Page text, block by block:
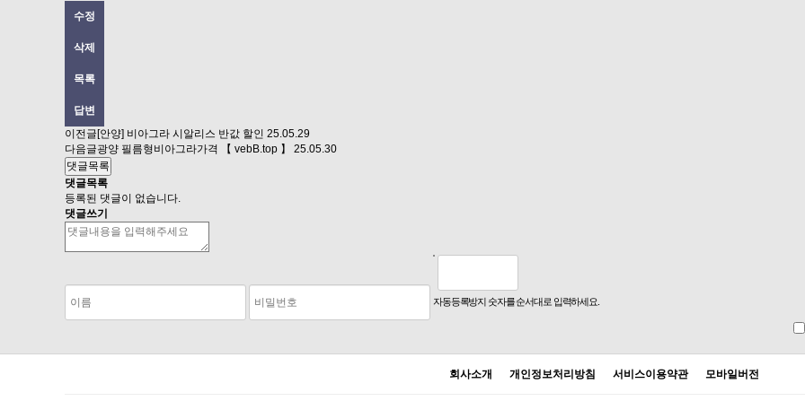
수정
삭제
목록
답변
이전글 [안양] 비아그라 시알리스 반값 할인 25.05.29
다음글광양 필름형비아그라가격 【 vebB.top 】
25.05.30
댓글목록
댓글목록
등록된 댓글이 없습니다.
댓글쓰기
자동등록방지 숫자를 순서대로 입력하세요.
회사소개 개인정보처리방침 서비스이용약관 모바일버전